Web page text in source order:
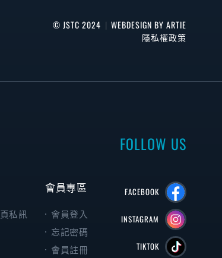
© JSTC 2024 | WEBDESIGN BY ARTIE
隱私權政策
私訊
會員專區
會員登入
忘記密碼
會員註冊
FOLLOW US
FACEBOOK
INSTAGRAM
TIKTOK